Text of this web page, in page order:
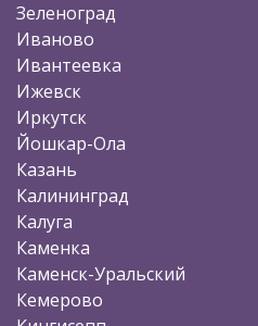
Зеленоград
Иваново
Ивантеевка
Ижевск
Иркутск
Йошкар-Ола
Казань
Калининград
Калуга
Каменка
Каменск-Уральский
Кемерово